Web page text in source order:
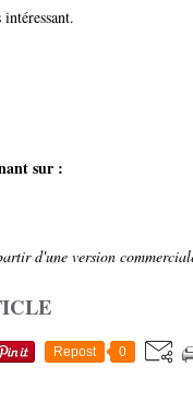
sur :
d'une version
Repost 0